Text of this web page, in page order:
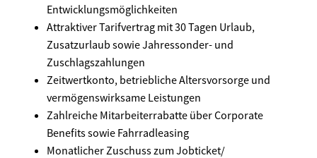
Entwicklungsmöglichkeiten
Attraktiver Tarifvertrag mit 30 Tagen Urlaub,
Zusatzurlaub sowie Jahressonder- und
Zuschlagszahlungen
Zeitwertkonto, betriebliche Altersvorsorge und
vermögenswirksame Leistungen
Zahlreiche Mitarbeiterrabatte über Corporate
Benefits sowie Fahrradleasing
Monatlicher Zuschuss zum Jobticket/